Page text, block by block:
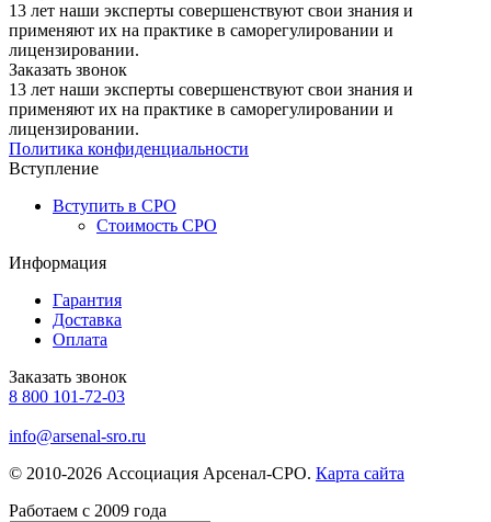
13 лет наши эксперты совершенствуют свои знания и
применяют их на практике в саморегулировании и
лицензировании.
Заказать звонок
13 лет наши эксперты совершенствуют свои знания и
применяют их на практике в саморегулировании и
лицензировании.
Политика конфиденциальности
Вступление
Вступить в СРО
Стоимость СРО
Информация
Гарантия
Доставка
Оплата
Заказать звонок
8 800 101-72-03
info@arsenal-sro.ru
© 2010-2026 Ассоциация Арсенал-СРО. Карта сайта
Работаем с 2009 года